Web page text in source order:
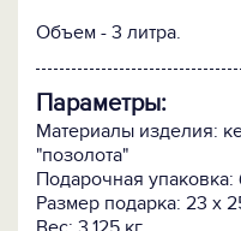
Объем - 3 литра.
Параметры:
Материалы изделия:
"позолота"
Подарочная упаковка:
Размер подарка: 23 x